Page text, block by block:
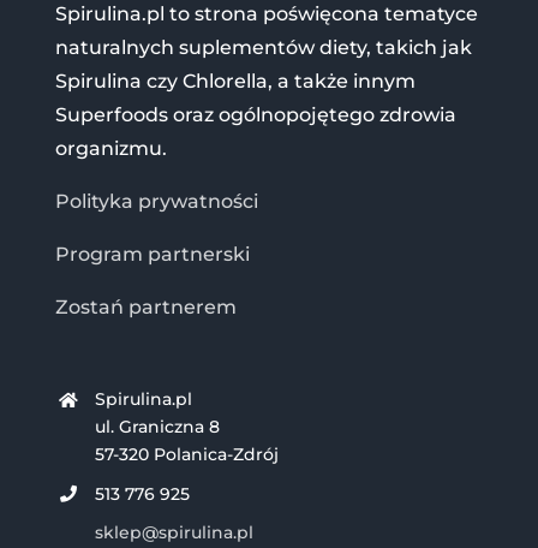
Spirulina.pl to strona poświęcona tematyce
naturalnych suplementów diety, takich jak
Spirulina czy Chlorella, a także innym
Superfoods oraz ogólnopojętego zdrowia
organizmu.
Polityka prywatności
Program partnerski
Zostań partnerem
Spirulina.pl
ul. Graniczna 8
57-320 Polanica-Zdrój
513 776 925
sklep@spirulina.pl